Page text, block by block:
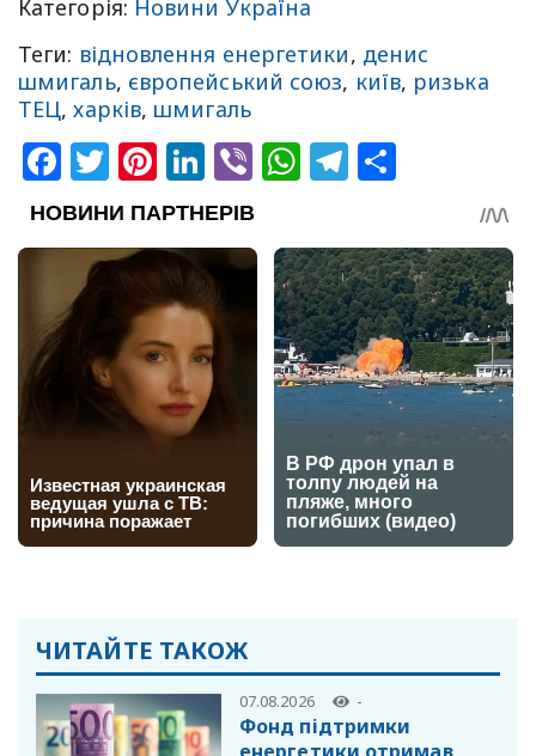
Категорія: Новини Україна
Теги: відновлення енергетики, денис
шмигаль, європейський союз, київ, ризька
ТЕЦ,харків, шмигаль
Facebook
Twitter
Pinterest
LinkedIn
ViberWhatsApp
Telegram
ЧИТАЙТЕ ТАКОЖ
07.08.2026 -
Фонд підтримки